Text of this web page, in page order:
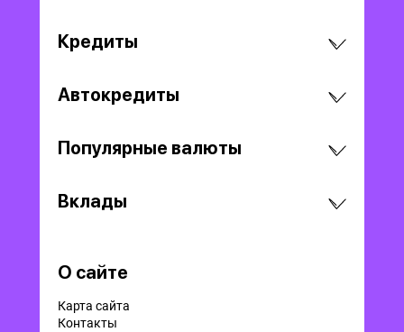
Кредиты
Автокредиты
Популярные валюты
Вклады
О сайте
Карта сайта
Контакты